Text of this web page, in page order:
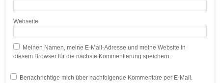
Webseite
Meinen Namen, meine E-Mail-Adresse und meine Website in
diesem Browser für die nächste Kommentierung speichern.
Benachrichtige mich über nachfolgende Kommentare per E-Mail.